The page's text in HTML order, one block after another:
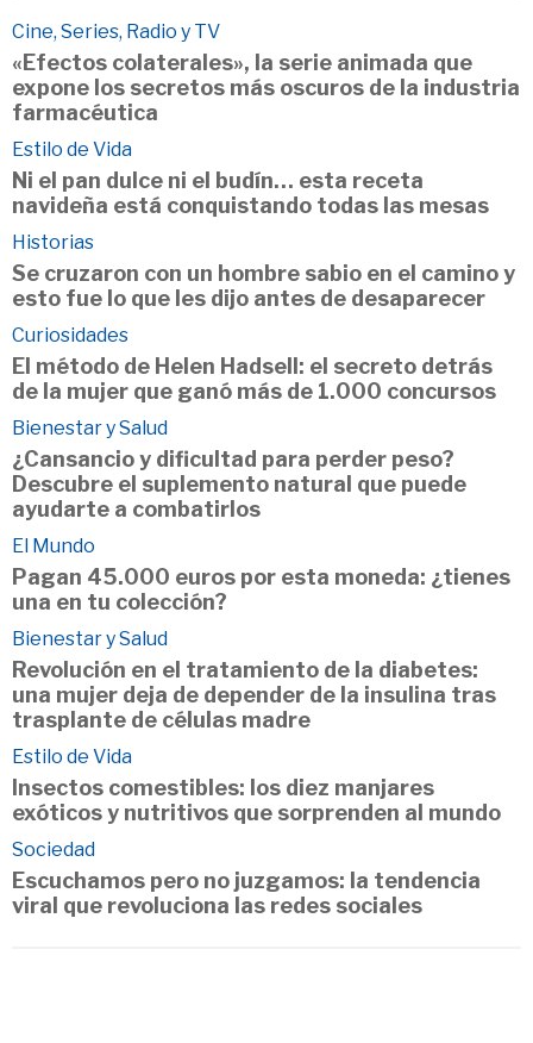
Cine, Series, Radio y TV
«Efectos colaterales», la serie animada que
expone los secretos más oscuros de la industria
farmacéutica
Estilo de Vida
Ni el pan dulce ni el budín… esta receta
navideña está conquistando todas las mesas
Historias
Se cruzaron con un hombre sabio en el camino y
esto fue lo que les dijo antes de desaparecer
Curiosidades
El método de Helen Hadsell: el secreto detrás
de la mujer que ganó más de 1.000 concursos
Bienestar y Salud
¿Cansancio y dificultad para perder peso?
Descubre el suplemento natural que puede
ayudarte a combatirlos
El Mundo
Pagan 45.000 euros por esta moneda: ¿tienes
una en tu colección?
Bienestar y Salud
Revolución en el tratamiento de la diabetes:
una mujer deja de depender de la insulina tras
trasplante de células madre
Estilo de Vida
Insectos comestibles: los diez manjares
exóticos y nutritivos que sorprenden al mundo
Sociedad
Escuchamos pero no juzgamos: la tendencia
viral que revoluciona las redes sociales